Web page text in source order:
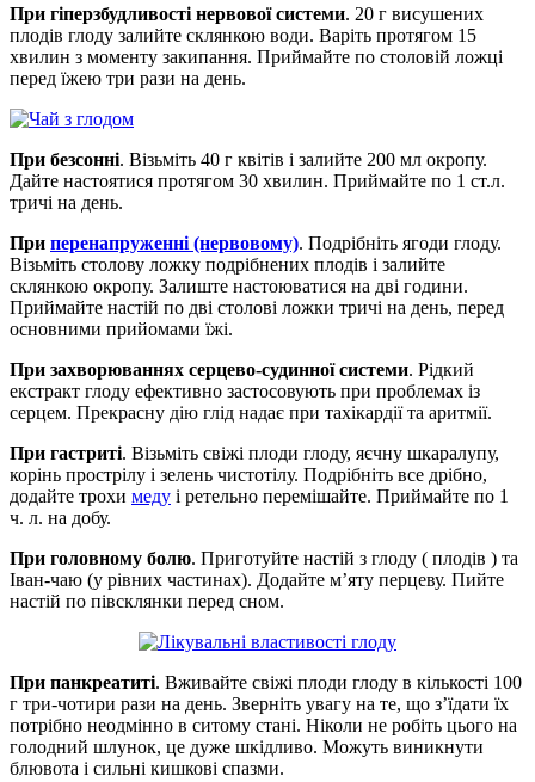
При гіперзбудливості нервової системи. 20 г висушених
плодів глоду залийте склянкою води. Варіть протягом 15
хвилин з моменту закипання. Приймайте по столовій ложці
перед їжею три рази на день.
При безсонні. Візьміть 40 г квітів і залийте 200 мл окропу.
Дайте настоятися протягом 30 хвилин. Приймайте по 1 ст.л.
тричі на день.
При перенапруженні (нервовому). Подрібніть ягоди глоду.
Візьміть столову ложку подрібнених плодів і залийте
склянкою окропу. Залиште настоюватися на дві години.
Приймайте настій по дві столові ложки тричі на день, перед
основними прийомами їжі.
При захворюваннях серцево-судинної системи. Рідкий
екстракт глоду ефективно застосовують при проблемах із
серцем. Прекрасну дію глід надає при тахікардії та аритмії.
При гастриті. Візьміть свіжі плоди глоду, яєчну шкаралупу,
корінь прострілу і зелень чистотілу. Подрібніть все дрібно,
додайте трохи меду і ретельно перемішайте. Приймайте по 1
ч. л. на добу.
При головному болю. Приготуйте настій з глоду ( плодів ) та
Іван-чаю (у рівних частинах). Додайте м’яту перцеву. Пийте
настій по півсклянки перед сном.
При панкреатиті. Вживайте свіжі плоди глоду в кількості 100
г три-чотири рази на день. Зверніть увагу на те, що з’їдати їх
потрібно неодмінно в ситому стані. Ніколи не робіть цього на
голодний шлунок, це дуже шкідливо. Можуть виникнути
блювота і сильні кишкові спазми.